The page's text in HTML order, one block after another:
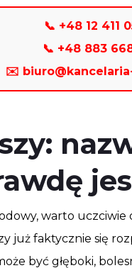
📞 +48 12 411
📞 +48 883
✉️
warto
już faktycznie się
być głęboki,